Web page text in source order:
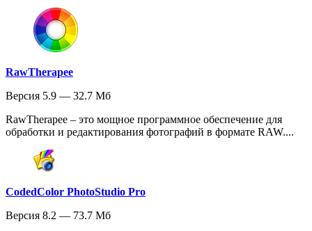
RawTherapee
Версия 5.9 — 32.7 Мб
RawTherapee – это мощное программное обеспечение для
обработки и редактирования фотографий в формате RAW....
CodedColor PhotoStudio Pro
Версия 8.2 — 73.7 Мб